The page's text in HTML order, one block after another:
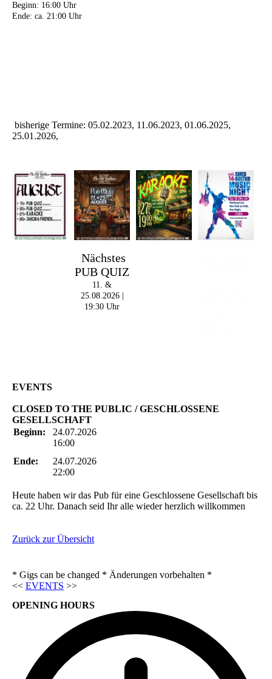
Beginn: 16:00 Uhr
Ende: ca. 21:00 Uhr
bisherige Termine: 05.02.2023, 11.06.2023, 01.06.2025,
25.01.2026,
Nächstes
PUB QUIZ
11. &
25.08.2026 |
19:30 Uhr
EVENTS
CLOSED TO THE PUBLIC / GESCHLOSSENE
GESELLSCHAFT
Beginn:
24.07.2026
16:00
Ende:
24.07.2026
22:00
Heute haben wir das Pub für eine Geschlossene Gesellschaft bis
ca. 22 Uhr. Danach seid Ihr alle wieder herzlich willkommen
Zurück zur Übersicht
* Gigs can be changed * Änderungen vorbehalten *
<< EVENTS >>
OPENING HOURS